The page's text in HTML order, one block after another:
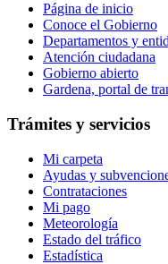
Página de inicio
Conoce el Gobierno
Departamentos y
Atención ciudadana
Gobierno abierto
Gardena, portal de
Trámites y servicios
Mi carpeta
Ayudas y
Contrataciones
Mi pago
Meteorología
Estado del tráfico
Estadística